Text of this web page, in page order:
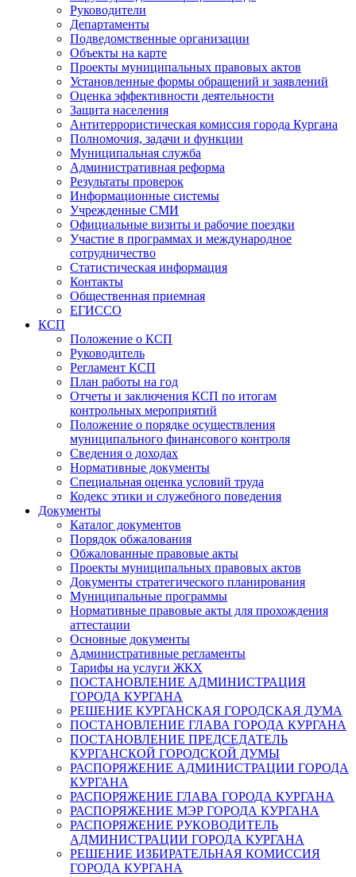
Руководители
Департаменты
Подведомственные организации
Объекты на карте
Проекты муниципальных правовых актов
Установленные формы обращений и заявлений
Оценка эффективности деятельности
Защита населения
Антитеррористическая комиссия города Кургана
Полномочия, задачи и функции
Муниципальная служба
Административная реформа
Результаты проверок
Информационные системы
Учрежденные СМИ
Официальные визиты и рабочие поездки
Участие в программах и международное
сотрудничество
Статистическая информация
Контакты
Общественная приемная
ЕГИССО
КСП
Положение о КСП
Руководитель
Регламент КСП
План работы на год
Отчеты и заключения КСП по итогам
контрольных мероприятий
Положение о порядке осуществления
муниципального финансового контроля
Сведения о доходах
Нормативные документы
Специальная оценка условий труда
Кодекс этики и служебного поведения
Документы
Каталог документов
Порядок обжалования
Обжалованные правовые акты
Проекты муниципальных правовых актов
Документы стратегического планирования
Муниципальные программы
Нормативные правовые акты для прохождения
аттестации
Основные документы
Административные регламенты
Тарифы на услуги ЖКХ
ПОСТАНОВЛЕНИЕ АДМИНИСТРАЦИЯ
ГОРОДА КУРГАНА
РЕШЕНИЕ КУРГАНСКАЯ ГОРОДСКАЯ ДУМА
ПОСТАНОВЛЕНИЕ ГЛАВА ГОРОДА КУРГАНА
ПОСТАНОВЛЕНИЕ ПРЕДСЕДАТЕЛЬ
КУРГАНСКОЙ ГОРОДСКОЙ ДУМЫ
РАСПОРЯЖЕНИЕ АДМИНИСТРАЦИИ ГОРОДА
КУРГАНА
РАСПОРЯЖЕНИЕ ГЛАВА ГОРОДА КУРГАНА
РАСПОРЯЖЕНИЕ МЭР ГОРОДА КУРГАНА
РАСПОРЯЖЕНИЕ РУКОВОДИТЕЛЬ
АДМИНИСТРАЦИИ ГОРОДА КУРГАНА
РЕШЕНИЕ ИЗБИРАТЕЛЬНАЯ КОМИССИЯ
ГОРОДА КУРГАНА